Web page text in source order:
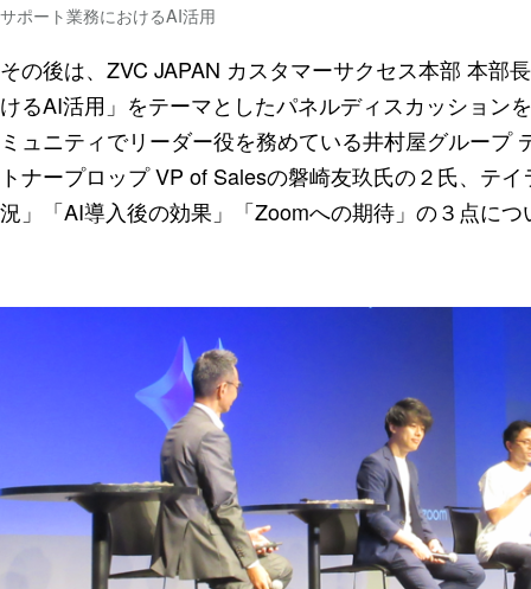
サポート業務におけるAI活用
その後は、ZVC JAPAN カスタマーサクセス本部 本部
けるAI活用」をテーマとしたパネルディスカッション
ミュニティでリーダー役を務めている井村屋グループ
トナープロップ VP of Salesの磐崎友玖氏の２氏、テ
況」「AI導入後の効果」「Zoomへの期待」の３点に